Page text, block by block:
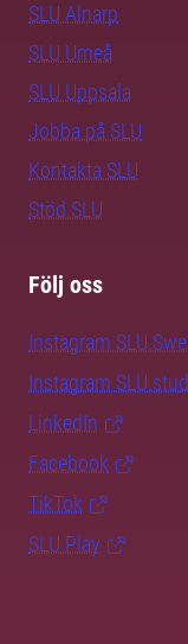
SLU Alnarp
SLU Umeå
SLU Uppsala
Jobba på SLU
Kontakta SLU
Stöd SLU
Följ oss
Instagram
Instagram
LinkedIn
Facebook
TikTok
SLU Play